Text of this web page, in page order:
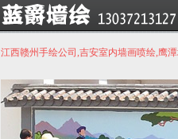
江西赣州手绘公司,吉安室内墙画喷绘,鹰